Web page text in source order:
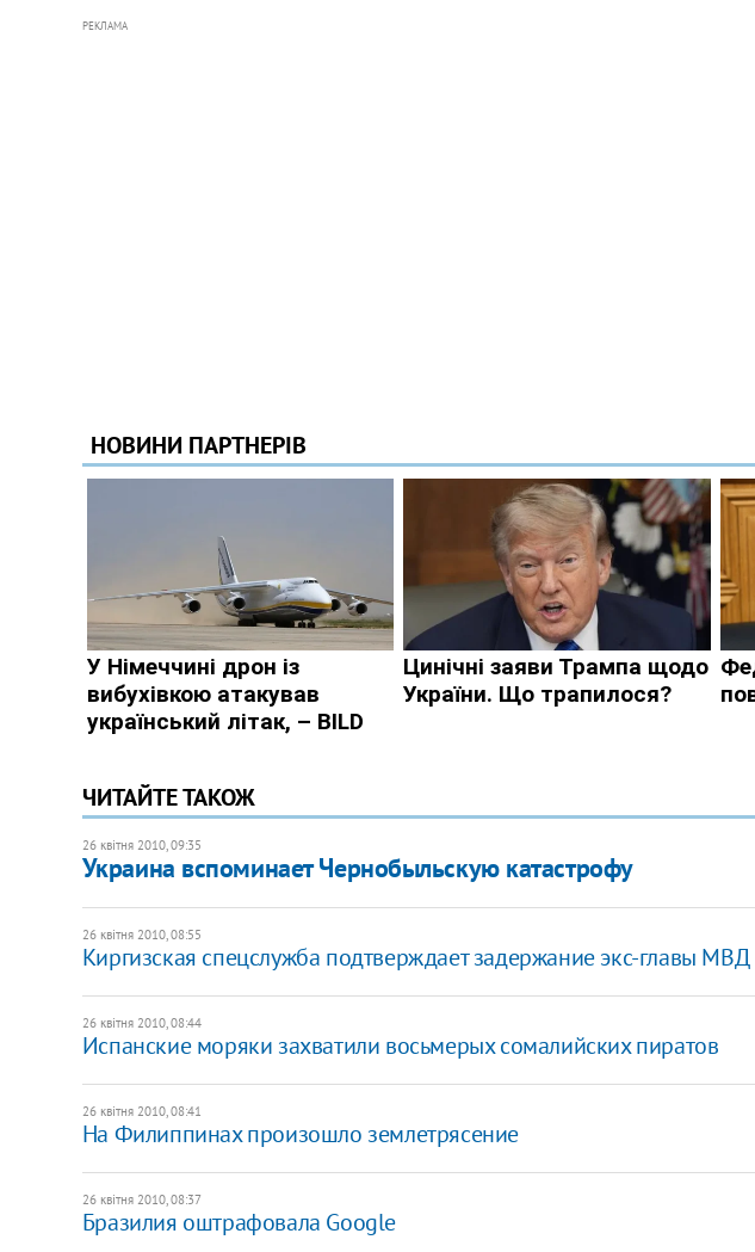
РЕКЛАМА
ЧИТАЙТЕ ТАКОЖ
26 квітня 2010, 09:35
Украина вспоминает Чернобыльскую катастрофу
26 квітня 2010, 08:55
Киргизская спецслужба подтверждает задержание экс-главы МВД
26 квітня 2010, 08:44
Испанские моряки захватили восьмерых сомалийских пиратов
26 квітня 2010, 08:41
На Филиппинах произошло землетрясение
26 квітня 2010, 08:37
Бразилия оштрафовала Google